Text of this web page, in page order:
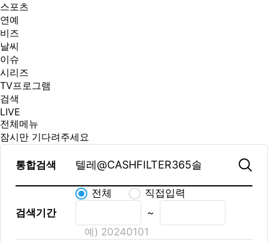
스포츠
연예
비즈
날씨
이슈
시리즈
TV프로그램
검색
LIVE
전체메뉴
잠시만 기다려주세요
통합검색
검색기간
전체
직접입력
~
예) 20240101